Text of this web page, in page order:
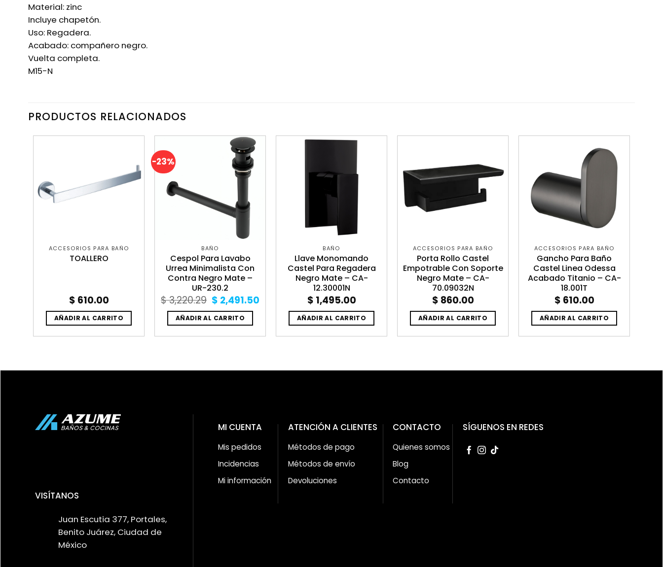
Material: zinc
Incluye chapetón.
Uso: Regadera.
Acabado: compañero negro.
Vuelta completa.
M15-N
PRODUCTOS RELACIONADOS
ACCESORIOS PARA BAÑO
TOALLERO
$ 610.00
AÑADIR AL CARRITO
-23%
BAÑO
Cespol Para Lavabo
Urrea Minimalista Con
Contra Negro Mate –
UR-230.2
$3,220.29 Original
price
was:
$ 3,220.29.
$ 2,491.50Current
$ 2,491.50.
AÑADIR AL CARRITO
BAÑO
Llave Monomando
Castel Para Regadera
Negro Mate – CA-
12.30001N
$ 1,495.00
AÑADIR AL CARRITO
ACCESORIOS PARA BAÑO
Porta Rollo Castel
Empotrable Con Soporte
Negro Mate – CA-
70.09032N
$ 860.00
AÑADIR AL CARRITO
ACCESORIOS PARA BAÑO
Gancho Para Baño
Castel Linea Odessa
Acabado Titanio – CA-
18.001T
$ 610.00
AÑADIR AL CARRITO
VISÍTANOS
Juan Escutia 377, Portales,
Benito Juárez, Ciudad de
México
MI CUENTA
Mis pedidos
Incidencias
Mi información
ATENCIÓN A CLIENTES
Métodos de pago
Métodos de envío
Devoluciones
CONTACTO
Quienes somos
Blog
Contacto
SÍGUENOS EN REDES